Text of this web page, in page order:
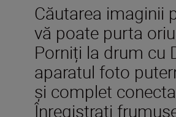
Căutarea imaginii
vă poate purta
Porniți la drum cu
aparatul foto
și complet
Înregistrați